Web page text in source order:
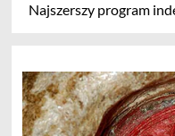
Najszerszy program
kresowe. Zachęcamy
robionych na różnych
kresowych.